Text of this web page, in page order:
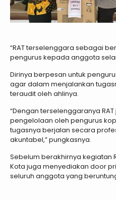
“RAT terselenggara sebagai
pengurus kepada anggota
Dirinya berpesan untuk
agar dalam menjalankan
teraudit oleh ahlinya.
“Dengan terselenggaranya
pengelolaan oleh pengurus
tugasnya berjalan secara
akuntabel,” pungkasnya.
Sebelum berakhirnya kegiatan
Kota juga menyediakan door
seluruh anggota yang